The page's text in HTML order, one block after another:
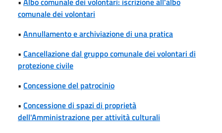
comunale dei volontari
• Annullamento e archiviazione di una pratica
• Cancellazione dal gruppo comunale dei volontari di
protezione civile
• Concessione del patrocinio
• Concessione di spazi di proprietà
dell'Amministrazione per attività culturali